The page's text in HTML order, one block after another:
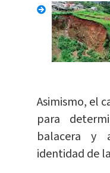
Asimismo, el
para
balacera y
identidad de